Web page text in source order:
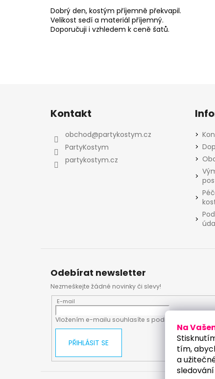
Na
tím,
a
Dobrý den, kostým příjemně překvapil.
Velikost sedí a materiál příjemný.
Doporučuji i vzhledem k ceně šatů.
Odebírat newsletter
Nezmeškejte žádné novinky či slevy!
E-mail
Vložením e-mailu souhlasíte s podmínkami
PŘIHLÁSIT SE
Kontakt
obchod@partykostym.cz
PartyKostym
partykostym.cz